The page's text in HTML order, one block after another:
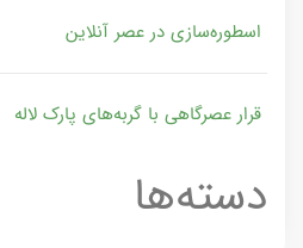
اسطوره‌سازی در عصر آنلاین
قرار عصرگاهی با گربه‌های پارک لاله
دسته‌ها